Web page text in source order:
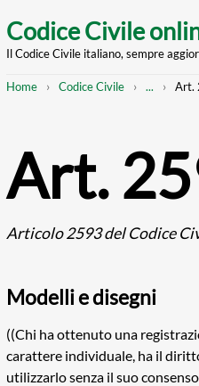
main
Codice Civile
Il Codice Civile italiano, sempre
Breadcrumb
Home Codice Civile
Mostra
... Art.
Art.
Articolo 2593 del Codice
Modelli e disegni
((Chi ha ottenuto una
carattere individuale, ha il
utilizzarlo senza il suo